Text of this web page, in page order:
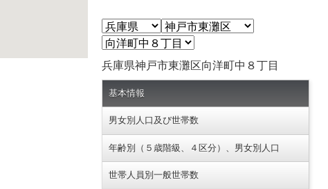
兵庫県神戸市東灘区向洋町中８丁目
基本情報
男女別人口及び世帯数
年齢別（５歳階級、４区分）、男女別人口
世帯人員別一般世帯数